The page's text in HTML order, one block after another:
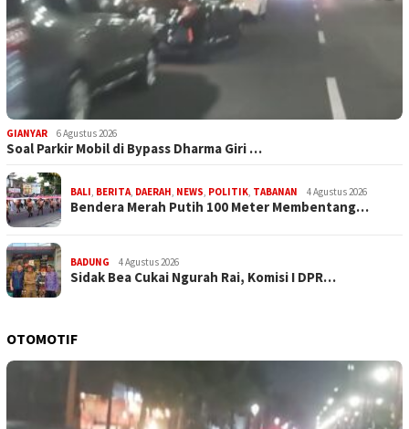
GIANYAR 6 Agustus 2026
Soal Parkir Mobil di Bypass Dharma Giri …
BALI, BERITA, DAERAH, NEWS, POLITIK, TABANAN 4 Agustus 2026
Bendera Merah Putih 100 Meter Membentang…
BADUNG 4 Agustus 2026
Sidak Bea Cukai Ngurah Rai, Komisi I DPR…
OTOMOTIF